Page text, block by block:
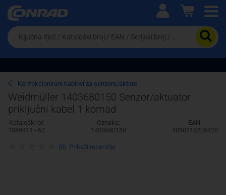
Ova postavka prilagođava asortiman proizvoda i
cijene vašim potrebama.
Pravno lice
Da
biste
potražili
proizvod,
unesite
ključnu
riječ,
kataloški
broj,
EAN
ili
Konfekcionirani kablovi za senzore/aktore
Weidmüller 1403680150 Senzor/aktuator
priključni kabel 1 komad
Kataloški br:
1889411 - 62
Oznaka:
1403680150
EAN:
4050118205428
(0) Prikaži recenzije